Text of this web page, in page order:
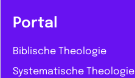
Portal
Biblische Theologie
Systematische Theologie